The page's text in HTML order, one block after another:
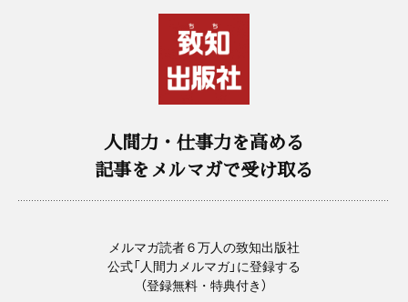
人間力・仕事力を高める
記事をメルマガで受け取る
メルマガ読者６万人の致知出版社
公式「人間力メルマガ」に登録する
（登録無料・特典付き）